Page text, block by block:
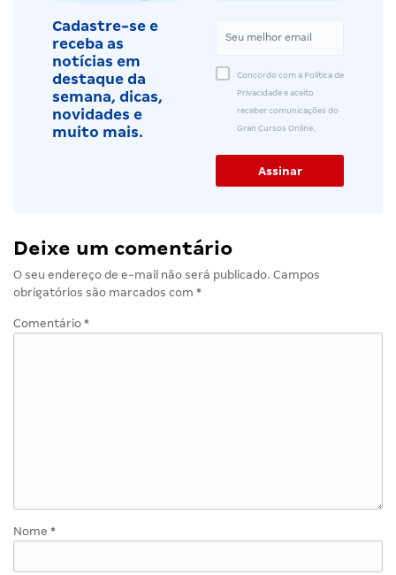
Cadastre-se e
receba as
notícias em
destaque da
semana, dicas,
novidades e
muito mais.
Concordo com a Política de
Privacidade e aceito
receber comunicações do
Gran Cursos Online.
Deixe um comentário
O seu endereço de e-mail não será publicado. Campos
obrigatórios são marcados com *
Comentário *
Nome *